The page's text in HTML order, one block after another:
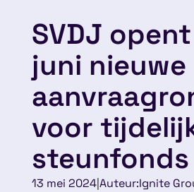
SVDJ
juni nieuwe
voor
steunfonds
13 mei 2024|Auteur:Ignite